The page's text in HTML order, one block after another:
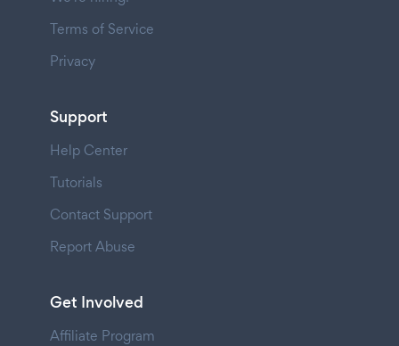
Terms of Service
Privacy
Support
Help Center
Tutorials
Contact Support
Report Abuse
Get Involved
Affiliate Program